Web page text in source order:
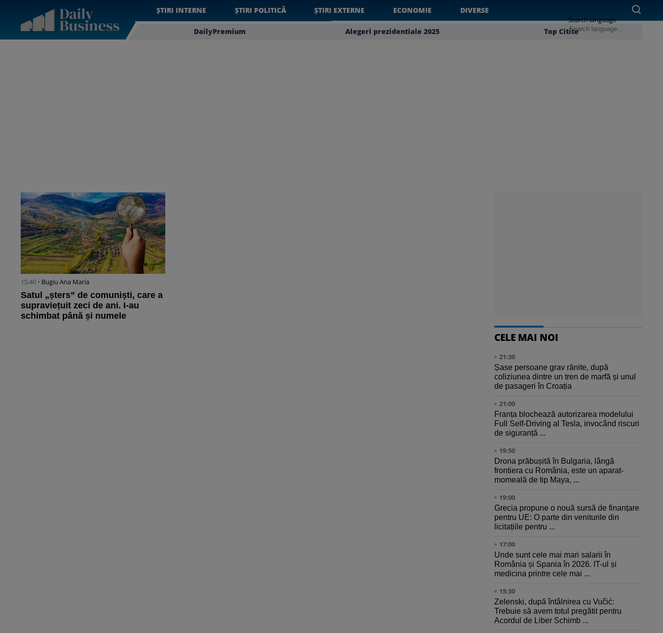
ȘTIRI INTERNE ȘTIRI POLITICĂ ȘTIRI EXTERNE ECONOMIE DIVERSE
DailyPremium Alegeri prezidentiale 2025 Top Citite
Search language
15:40 • Bugiu ⁠Ana Maria
Satul „șters” de comuniști, care a
supraviețuit zeci de ani. I-au
schimbat până și numele
CELE MAI NOI
21:30
Șase persoane grav rănite, după
coliziunea dintre un tren de marfă și unul
de pasageri în Croația
21:00
Franța blochează autorizarea modelului
Full Self-Driving al Tesla, invocând riscuri
de siguranță ...
19:50
Drona prăbușită în Bulgaria, lângă
frontiera cu România, este un aparat-
momeală de tip Maya, ...
19:00
Grecia propune o nouă sursă de finanțare
pentru UE: O parte din veniturile din
licitațiile pentru ...
17:00
Unde sunt cele mai mari salarii în
România și Spania în 2026. IT-ul și
medicina printre cele mai ...
15:30
Zelenski, după întâlnirea cu Vučić:
Trebuie să avem totul pregătit pentru
Acordul de Liber Schimb ...